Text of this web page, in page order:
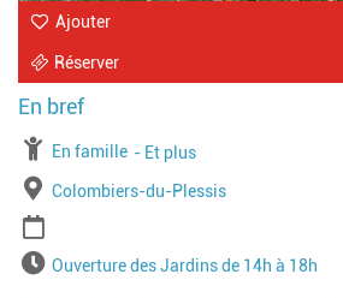
Ajouter
Réserver
À partir de
En famille Jusqu'à l'age de
Et plus
Lieu
Colombiers-du-Plessis
HorairesOuverture des Jardins de 14h à 18h